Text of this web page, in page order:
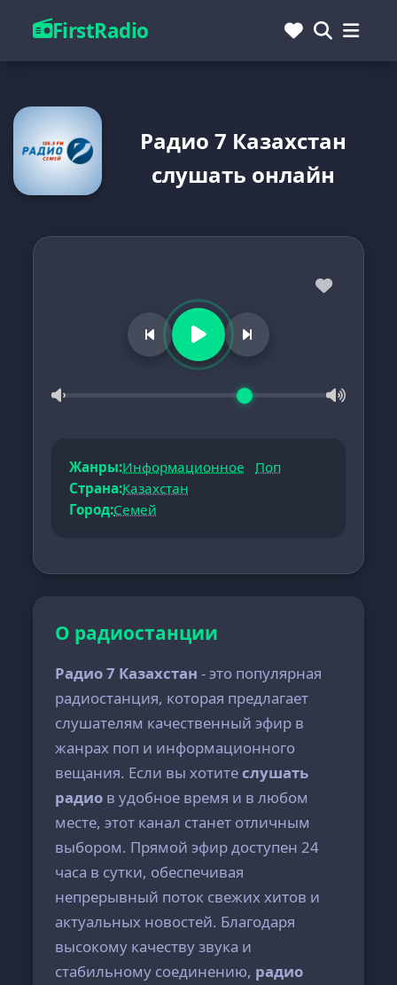
FirstRadio
Радио 7 Казахстан
слушать онлайн
Жанры:Информационное
Поп
Страна:Казахстан
Город:Семей
О радиостанции
Радио 7 Казахстан - это популярная
радиостанция, которая предлагает
слушателям качественный эфир в
жанрах поп и информационного
вещания. Если вы хотитеслушать
радио в удобное время и в любом
месте, этот канал станет отличным
выбором. Прямой эфир доступен 24
часа в сутки, обеспечивая
непрерывный поток свежих хитов и
актуальных новостей. Благодаря
высокому качеству звука и
стабильному соединению, радио